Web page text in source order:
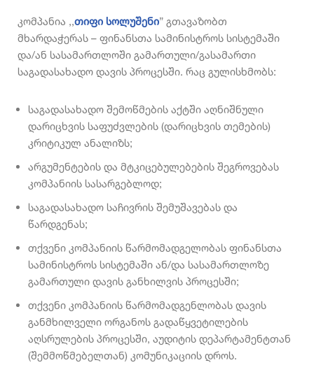
კომპანია ,,თიფი სოლუშენი” გთავაზობთ
მხარდაჭერას – ფინანსთა სამინისტროს სისტემაში
და/ან სასამართლოში გამართული/გასამართი
საგადასახადო დავის პროცესში. რაც გულისხმობს:
საგადასახადო შემოწმების აქტში აღნიშნული
დარიცხვის საფუძვლების (დარიცხვის თემების)
კრიტიკულ ანალიზს;
არგუმენტების და მტკიცებულებების შეგროვებას
კომპანიის სასარგებლოდ;
საგადასახადო საჩივრის შემუშავებას და
წარდგენას;
თქვენი კომპანიის წარმომადგელობას ფინანსთა
სამინისტროს სისტემაში ან/და სასამართლოზე
გამართული დავის განხილვის პროცესში;
თქვენი კომპანიის წარმომადგენლობას დავის
განმხილველი ორგანოს გადაწყვეტილების
აღსრულების პროცესში, აუდიტის დეპარტამენტთან
(შემმოწმებელთან) კომუნიკაციის დროს.